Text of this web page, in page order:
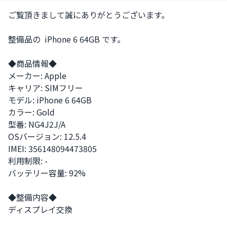
ご覧頂きまして誠にありがとうございます。
整備品の  iPhone 6 64GB です。
◆商品情報◆
メーカー: Apple
キャリア: SIMフリー
モデル: iPhone 6 64GB
カラー: Gold
型番: NG4J2J/A
OSバージョン: 12.5.4
IMEI: 356148094473805
利用制限: -
バッテリー容量: 92%
◆整備内容◆
ディスプレイ交換